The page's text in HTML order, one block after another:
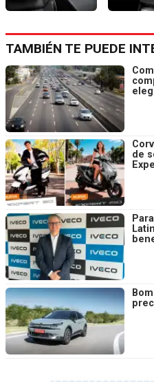
TAMBIÉN TE PUEDE
de